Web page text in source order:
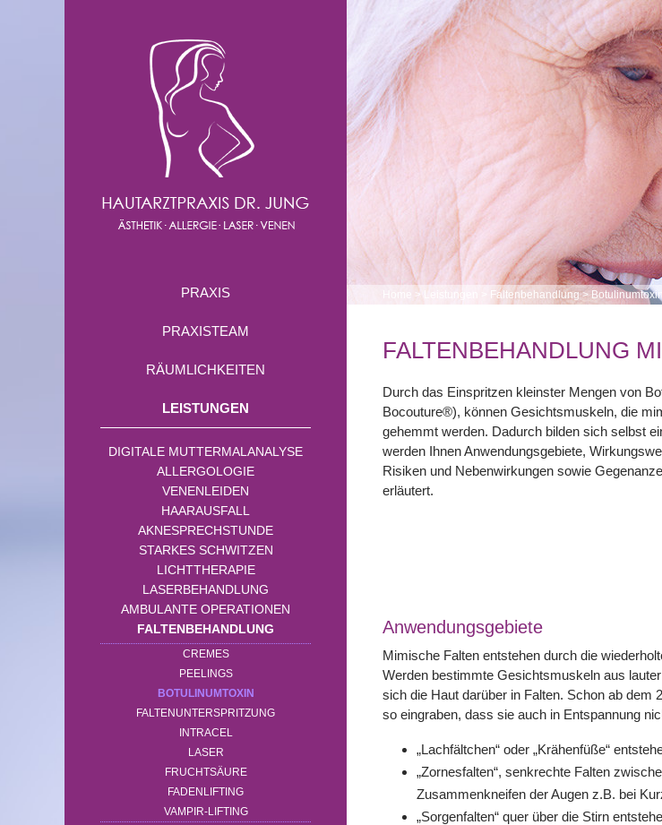
PRAXIS
PRAXISTEAM
RÄUMLICHKEITEN
LEISTUNGEN
DIGITALE MUTTERMALANALYSE
ALLERGOLOGIE
VENENLEIDEN
HAARAUSFALL
AKNESPRECHSTUNDE
STARKES SCHWITZEN
LICHTTHERAPIE
LASERBEHANDLUNG
AMBULANTE OPERATIONEN
FALTENBEHANDLUNG
CREMES
PEELINGS
BOTULINUMTOXIN
FALTENUNTERSPRITZUNG
INTRACEL
LASER
FRUCHTSÄURE
FADENLIFTING
VAMPIR-LIFTING
> Leistungen Faltenbehandlung> Botulinumtoxin
FALTENBEHANDLUNG
Durch das Einspritzen kleinster Mengen von
Bocouture®), können Gesichtsmuskeln, die
gehemmt werden. Dadurch bilden sich selbst
werden Ihnen Anwendungsgebiete,
Risiken und Nebenwirkungen sowie
erläutert.
Anwendungsgebiete
Mimische Falten entstehen durch die
Werden bestimmte Gesichtsmuskeln aus
sich die Haut darüber in Falten. Schon ab dem
so eingraben, dass sie auch in Entspannung
„Lachfältchen“ oder „Krähenfüße“
„Zornesfalten“, senkrechte Falten
Zusammenkneifen der Augen z.B. bei
„Sorgenfalten“ quer über die Stirn